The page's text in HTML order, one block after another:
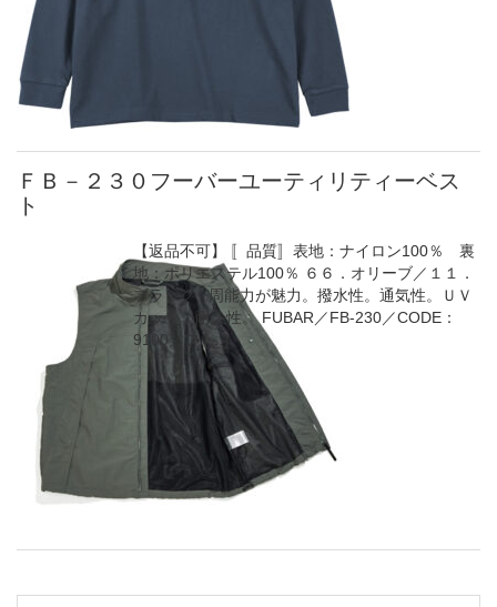
ＦＢ－２３０フーバーユーティリティーベス
ト
【返品不可】 〚品質〛表地：ナイロン100％ 裏
地：ポリエステル100％ ６６．オリーブ／１１．
ブラック 周能力が魅力。撥水性。通気性。ＵＶ
カット。耐久性。 FUBAR／FB-230／CODE：
9100／フ […]